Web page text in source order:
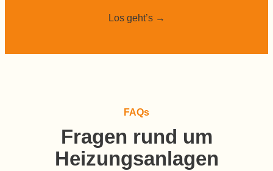
Los geht’s →
FAQs
Fragen rund um
Heizungsanlagen